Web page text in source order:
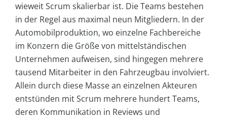
wieweit Scrum skalierbar ist. Die Teams bestehen
in der Regel aus maximal neun Mitgliedern. In der
Automobilproduktion, wo einzelne Fachbereiche
im Konzern die Größe von mittelständischen
Unternehmen aufweisen, sind hingegen mehrere
tausend Mitarbeiter in den Fahrzeugbau involviert.
Allein durch diese Masse an einzelnen Akteuren
entstünden mit Scrum mehrere hundert Teams,
deren Kommunikation in Reviews und